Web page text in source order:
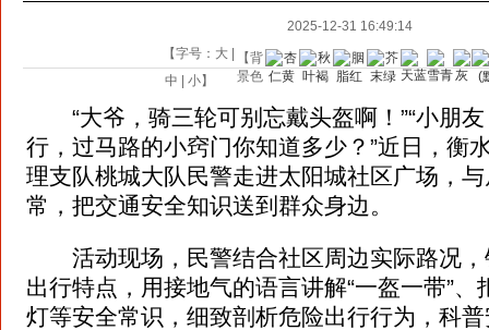
2025-12-31 16:49:14
【字号： 大
中
|小】
【背
景色
“大爷，骑三轮可别忘戴头盔啊！”“小朋友
行，过马路的小窍门你知道多少？”近日，衡
理支队桃城大队民警走进太阳城社区广场，
常，把交通安全知识送到群众身边。
活动现场，民警结合社区周边实际路况，
出行特点，用接地气的语言讲解“一盔一带”
灯等安全常识，细致剖析危险出行行为，科